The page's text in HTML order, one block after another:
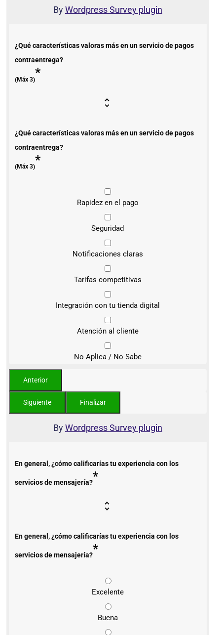
ByWordpress Survey plugin
¿Qué características valoras más en un servicio de pagos
contraentrega?
(Máx 3)*
¿Qué características valoras más en un servicio de pagos
contraentrega?
(Máx 3)*
Rapidez en el pago
Seguridad
Notificaciones claras
Tarifas competitivas
Integración con tu tienda digital
Atención al cliente
No Aplica / No Sabe
ByWordpress Survey plugin
En general, ¿cómo calificarías tu experiencia con los
servicios de mensajería?*
En general, ¿cómo calificarías tu experiencia con los
servicios de mensajería?*
Excelente
Buena